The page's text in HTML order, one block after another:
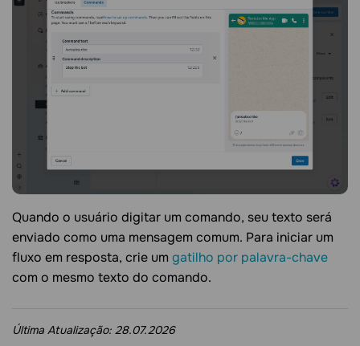
Quando o usuário digitar um comando, seu texto será
enviado como uma mensagem comum. Para iniciar um
fluxo em resposta, crie um gatilho por palavra-chave
com o mesmo texto do comando.
Última Atualização: 28.07.2026